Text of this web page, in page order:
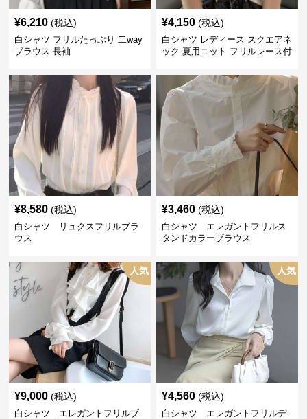
¥6,210 (税込)
白シャツ フリルたっぷり 二way
ブラウス 長袖
¥4,150 (税込)
白シャツ レディース スクエアネ
ック 夏用ニット フリルレース付
¥8,580 (税込)
白シャツ リュクスフリルブラ
ウス
¥3,460 (税込)
白シャツ エレガントフリルス
タンドカラーブラウス
人気
¥9,000 (税込)
白シャツ エレガントフリルブ
人気
¥4,560 (税込)
白シャツ エレガントフリルデ